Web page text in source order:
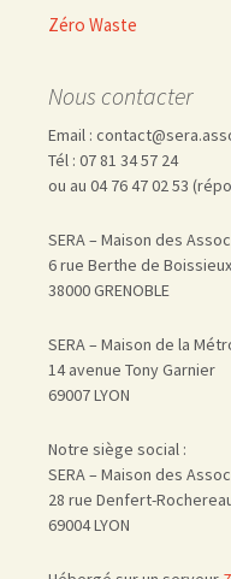
Zéro Waste
Nous contacter
Email :
Tél : 07 81 34 57 24
ou au 04 76 47 02 53
SERA – Maison des
6 rue Berthe de Boissieux
38000 GRENOBLE
SERA – Maison de la
14 avenue Tony Garnier
69007 LYON
Notre siège social :
SERA – Maison des
28 rue Denfert-
69004 LYON